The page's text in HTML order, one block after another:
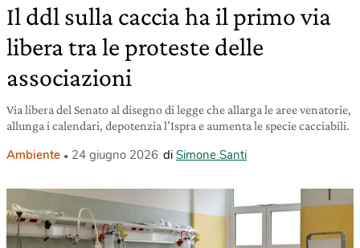
Il ddl sulla caccia ha il primo via
libera tra le proteste delle
associazioni
Via libera del Senato al disegno di legge che allarga le aree venatorie,
allunga i calendari, depotenzia l’Ispra e aumenta le specie cacciabili.
Ambiente 24 giugno 2026 di Simone Santi